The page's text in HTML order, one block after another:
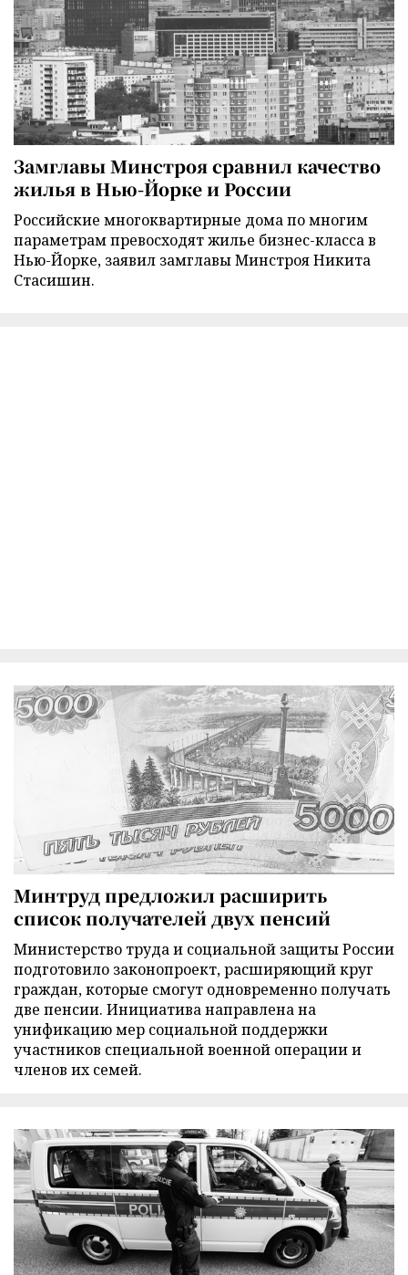
Замглавы Минстроя сравнил качество
жилья в Нью-Йорке и России
Российские многоквартирные дома по многим
параметрам превосходят жилье бизнес-класса в
Нью-Йорке, заявил замглавы Минстроя Никита
Стасишин.
Минтруд предложил расширить
список получателей двух пенсий
Министерство труда и социальной защиты России
подготовило законопроект, расширяющий круг
граждан, которые смогут одновременно получать
две пенсии. Инициатива направлена на
унификацию мер социальной поддержки
участников специальной военной операции и
членов их семей.